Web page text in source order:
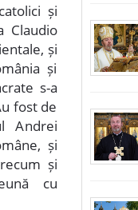
și
Claudio
și
și
s-a
fost de
Andrei
și
și
cu